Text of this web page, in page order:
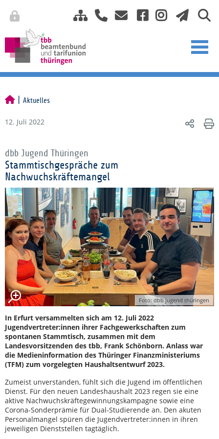
Aktuelles
12. Juli 2022
dbb Jugend Thüringen
Stammtischgespräche zum
Nachwuchskräftemangel
Foto: dbb jugend thüringen
In Erfurt versammelten sich am 12. Juli 2022
Jugendvertreter:innen ihrer Fachgewerkschaften zum
spontanen Stammtisch, zusammen mit dem
Landesvorsitzenden des tbb, Frank Schönborn. Anlass war
die Medieninformation des Thüringer Finanzministeriums
(TFM) zum vorgelegten Haushaltsentwurf 2023.
Zumeist unverstanden, fühlt sich die Jugend im öffentlichen
Dienst. Für den neuen Landeshaushalt 2023 regen sie eine
aktive Nachwuchskräftegewinnungskampagne sowie eine
Corona-Sonderprämie für Dual-Studierende an. Den akuten
Personalmangel spüren die Jugendvertreter:innen in ihren
jeweiligen Dienststellen tagtäglich.